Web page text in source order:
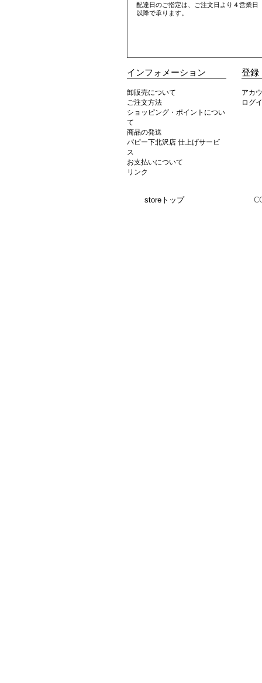
配達日のご指定は、ご注文日より４営業日
以降で承ります。
インフォメーション
卸販売について
ご注文方法
ショッピング・ポイントについ
て
商品の発送
パピー下北沢店 仕上げサービ
ス
お支払いについて
リンク
登録
アカ
ログ
storeトップ